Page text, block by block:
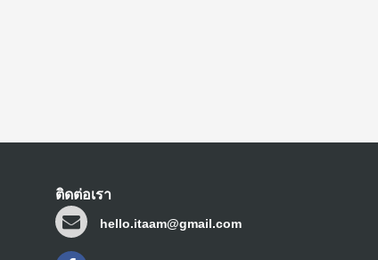
ติดต่อเรา
hello.itaam@gmail.com